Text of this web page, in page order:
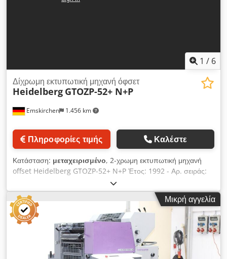
1 / 6
Emskirchen 1.456 km
Δίχρωμη εκτυπωτική μηχανή όφσετ
Heidelberg GTOZP-52+ N+P
Πληροφορίες τιμής Καλέστε
Κατάσταση: μεταχειρισμένο, 2-χρωμη εκτυπωτική μηχανή
offset Heidelberg GTOZP-52+ N+P Έτος: 1992 - Αρ. σειράς:
707612N Μέγ. μέγεθος: 360 x 520 mm Εκτυπώσεις: 53
εκατομμύρια Σύστημα διαβροχής Alcolor με Baldwin Dodpfx
Afey Ndhkenock Έκδοση Plus – μονάδα αρίθμησης και
διάτρησης Περιστροφή 2/0 Perfecting Περιλαμβάνονται
εγχειρίδια Διαδικτυακή επιθεώρηση μέσω WhatsApp – MS
Zoom – Telegram Σε απόθεμα Emskirchen/Νυρεμβέργη –
Διαθέσιμο άμεσα – Δυνατότητα δοκιμής
Μικρή αγγελία